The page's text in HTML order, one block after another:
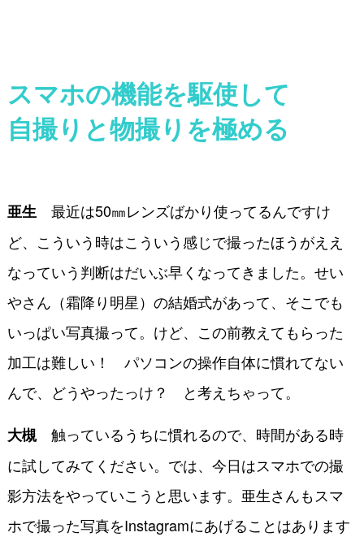
スマホの機能を駆使して
自撮りと物撮りを極める
亜生最近は50㎜レンズばかり使ってるんですけ
ど、こういう時はこういう感じで撮ったほうがええ
なっていう判断はだいぶ早くなってきました。せい
やさん（霜降り明星）の結婚式があって、そこでも
いっぱい写真撮って。けど、この前教えてもらった
加工は難しい！ パソコンの操作自体に慣れてない
んで、どうやったっけ？ と考えちゃって。
大槻触っているうちに慣れるので、時間がある時
に試してみてください。では、今日はスマホでの撮
影方法をやっていこうと思います。亜生さんもスマ
ホで撮った写真をInstagramにあげることはあります